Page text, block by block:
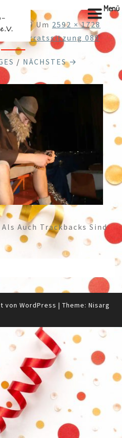
Um 2592 × 1728
3. Elferratssitzung 089
/ NÄCHSTES →
Auch Trackbacks Sind
von WordPress | Theme: Nisarg
Menü